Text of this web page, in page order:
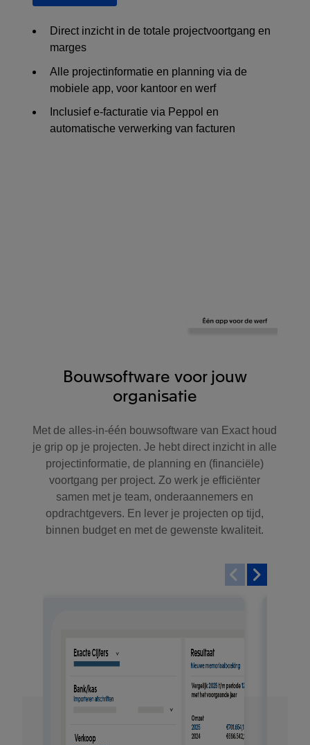
Direct inzicht in de totale projectvoortgang en
marges
Alle projectinformatie en planning via de
mobiele app, voor kantoor en werf
Inclusief e-facturatie via Peppol en
automatische verwerking van facturen
Bouwsoftware voor jouw
organisatie
Met de alles-in-één bouwsoftware van Exact houd
je grip op je projecten. Je hebt direct inzicht in alle
projectinformatie, de planning en (financiële)
voortgang per project. Zo werk je efficiënter
samen met je team, onderaannemers en
opdrachtgevers. En lever je projecten op tijd,
binnen budget en met de gewenste kwaliteit.